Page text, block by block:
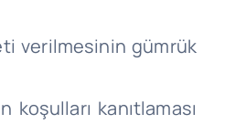
verilmesinin gümrük
kanıtlaması